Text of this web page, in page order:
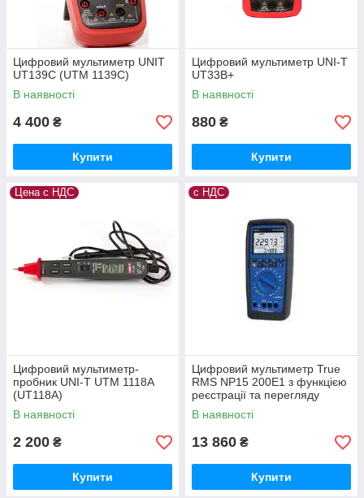
Цифровий мультиметр UNIT
UT139C (UTM 1139C)
В наявності
4 400 ₴
Купити
Цифровий мультиметр UNI-T
UT33B+
В наявності
880 ₴
Купити
Цена с НДС
Цифровий мультиметр-
пробник UNI-T UTM 1118A
(UT118A)
В наявності
2 200 ₴
Купити
с НДС
Цифровий мультиметр True
RMS NP15 200E1 з функцією
реєстрації та перегляду
даних LUMEL Польща з ПДВ
В наявності
13 860 ₴
Купити